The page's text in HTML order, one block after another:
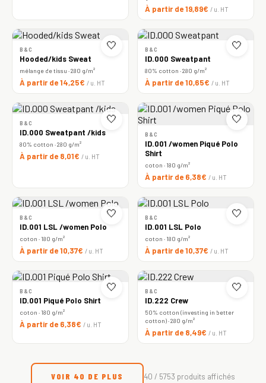
À partir de 19,89€ / u. HT
🤍
B&C
Hooded/kids Sweat
mélange de tissu · 280 g/m²
À partir de 14,25€ / u. HT
🤍
B&C
ID.000 Sweatpant
80% cotton · 280 g/m²
À partir de 10,65€ / u. HT
🤍
B&C
ID.000 Sweatpant /kids
80% cotton · 280 g/m²
À partir de 8,01€ / u. HT
🤍
B&C
ID.001 /women Piqué Polo
Shirt
coton · 180 g/m²
À partir de 6,38€ / u. HT
🤍
B&C
ID.001 LSL /women Polo
coton · 180 g/m²
À partir de 10,37€ / u. HT
🤍
B&C
ID.001 LSL Polo
coton · 180 g/m²
À partir de 10,37€ / u. HT
🤍
B&C
ID.001 Piqué Polo Shirt
coton · 180 g/m²
À partir de 6,38€ / u. HT
🤍
B&C
ID.222 Crew
50% cotton (investing in better
cotton) · 280 g/m²
À partir de 8,49€ / u. HT
VOIR 40 DE PLUS 40 / 5753 produits affichés